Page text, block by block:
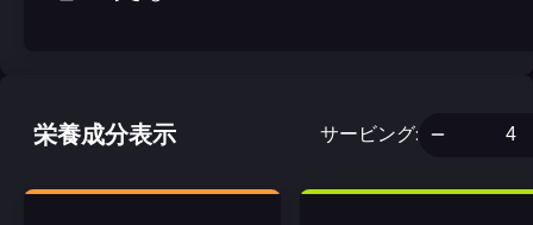
栄養成分表示 サービング: